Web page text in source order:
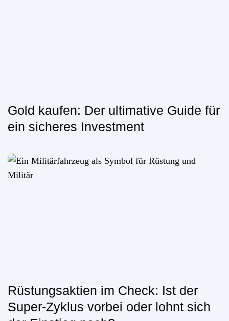
Gold kaufen: Der ultimative Guide für
ein sicheres Investment
Rüstungsaktien im Check: Ist der
Super-Zyklus vorbei oder lohnt sich